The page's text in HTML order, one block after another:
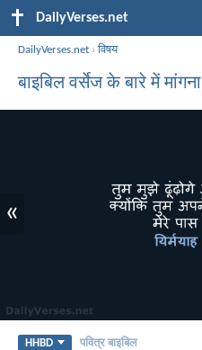
DailyVerses.net
DailyVerses.net ›विषय
बाइबिल वर्सेज के बारे में मांगना
«
HHBD पवित्र बाइबिल